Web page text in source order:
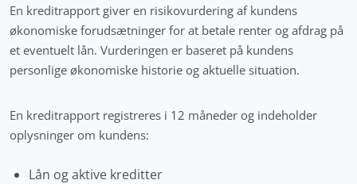
En kreditrapport giver en risikovurdering af kundens
økonomiske forudsætninger for at betale renter og afdrag på
et eventuelt lån. Vurderingen er baseret på kundens
personlige økonomiske historie og aktuelle situation.
En kreditrapport registreres i 12 måneder og indeholder
oplysninger om kundens:
Lån og aktive kreditter